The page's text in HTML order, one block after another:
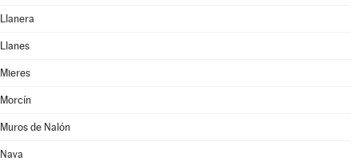
Llanera
Llanes
Mieres
Morcín
Muros de Nalón
Nava